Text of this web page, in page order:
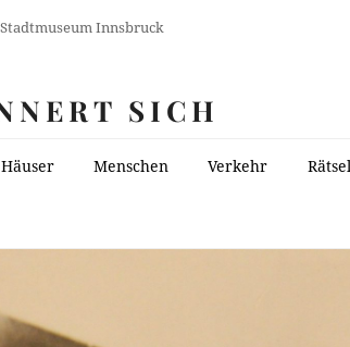
Innsbruck
SICH
Häuser Menschen Verkehr Rätsel